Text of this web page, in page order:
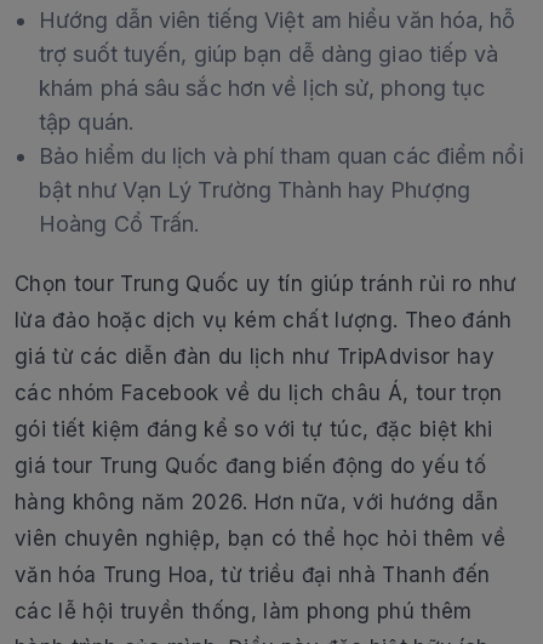
Hướng dẫn viên tiếng Việt am hiểu văn hóa, hỗ
trợ suốt tuyến, giúp bạn dễ dàng giao tiếp và
khám phá sâu sắc hơn về lịch sử, phong tục
tập quán.
Bảo hiểm du lịch và phí tham quan các điểm nổi
bật như Vạn Lý Trường Thành hay Phượng
Hoàng Cổ Trấn.
Chọn tour Trung Quốc uy tín giúp tránh rủi ro như
lừa đảo hoặc dịch vụ kém chất lượng. Theo đánh
giá từ các diễn đàn du lịch như TripAdvisor hay
các nhóm Facebook về du lịch châu Á, tour trọn
gói tiết kiệm đáng kể so với tự túc, đặc biệt khi
giá tour Trung Quốc đang biến động do yếu tố
hàng không năm 2026. Hơn nữa, với hướng dẫn
viên chuyên nghiệp, bạn có thể học hỏi thêm về
văn hóa Trung Hoa, từ triều đại nhà Thanh đến
các lễ hội truyền thống, làm phong phú thêm